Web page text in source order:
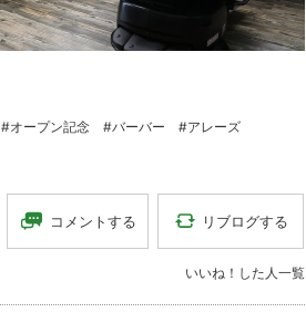
#オープン記念 #バーバー #アレーズ
コメントする リブログする
いいね！した人一覧